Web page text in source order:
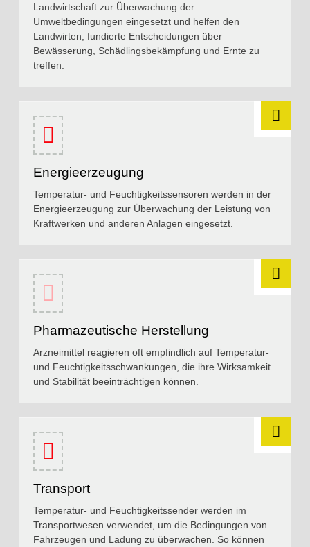
Landwirtschaft zur Überwachung der
Umweltbedingungen eingesetzt und helfen den
Landwirten, fundierte Entscheidungen über
Bewässerung, Schädlingsbekämpfung und Ernte zu
treffen.
Energieerzeugung
Temperatur- und Feuchtigkeitssensoren werden in der
Energieerzeugung zur Überwachung der Leistung von
Kraftwerken und anderen Anlagen eingesetzt.
Pharmazeutische Herstellung
Arzneimittel reagieren oft empfindlich auf Temperatur-
und Feuchtigkeitsschwankungen, die ihre Wirksamkeit
und Stabilität beeinträchtigen können.
Transport
Temperatur- und Feuchtigkeitssender werden im
Transportwesen verwendet, um die Bedingungen von
Fahrzeugen und Ladung zu überwachen. So können